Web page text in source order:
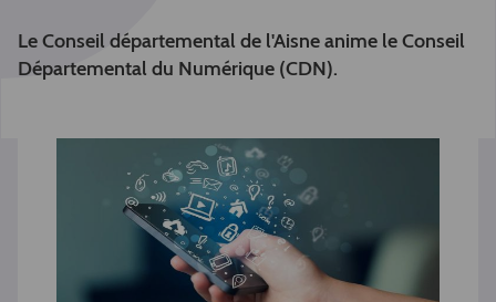
Le Conseil départemental de l'Aisne anime le Conseil
Départemental du Numérique (CDN).